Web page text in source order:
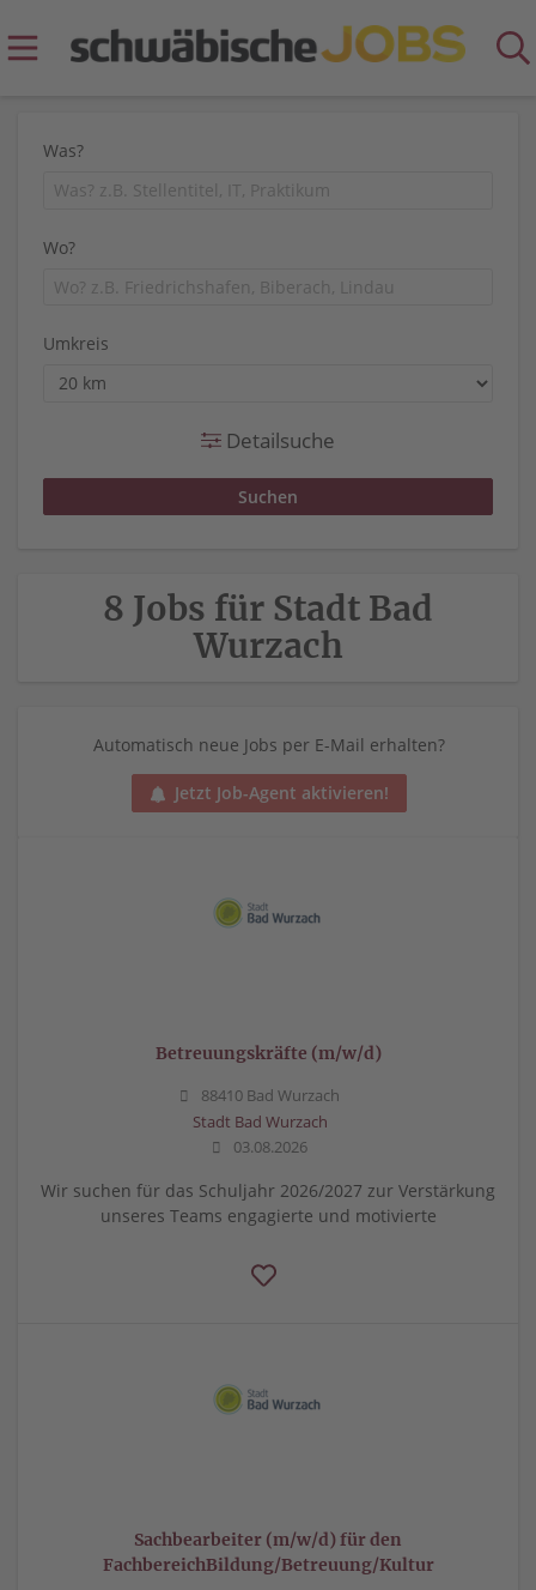
Was?
Wo?
Umkreis
Detailsuche
8 Jobs für Stadt Bad
Wurzach
Automatisch neue Jobs per E-Mail erhalten?
Jetzt Job-Agent aktivieren!
Betreuungskräfte (m/w/d)
88410 Bad Wurzach
Stadt Bad Wurzach
03.08.2026
Wir suchen für das Schuljahr 2026/2027 zur Verstärkung
unseres Teams engagierte und motivierte
Sachbearbeiter (m/w/d) für den
FachbereichBildung/Betreuung/Kultur